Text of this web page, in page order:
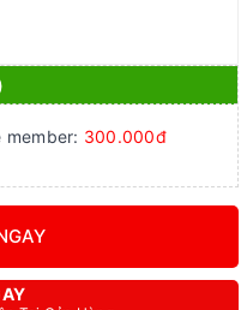
member: 300.000đ